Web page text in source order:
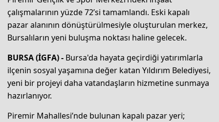
çalışmalarının yüzde 72’si tamamlandı. Eski kapalı
pazar alanının dönüştürülmesiyle oluşturulan merkez,
Bursalıların yeni buluşma noktası haline gelecek.
BURSA (İGFA) - Bursa'da hayata geçirdiği yatırımlarla
ilçenin sosyal yaşamına değer katan Yıldırım Belediyesi,
yeni bir projeyi daha vatandaşların hizmetine sunmaya
hazırlanıyor.
Piremir Mahallesi’nde bulunan kapalı pazar yeri;